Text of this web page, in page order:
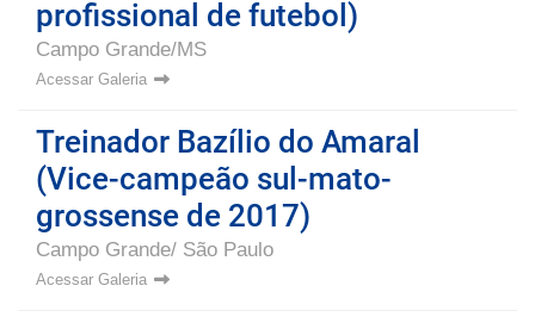
profissional de futebol)
Campo Grande/MS
Acessar Galeria
Treinador Bazílio do Amaral
(Vice-campeão sul-mato-
grossense de 2017)
Campo Grande/ São Paulo
Acessar Galeria